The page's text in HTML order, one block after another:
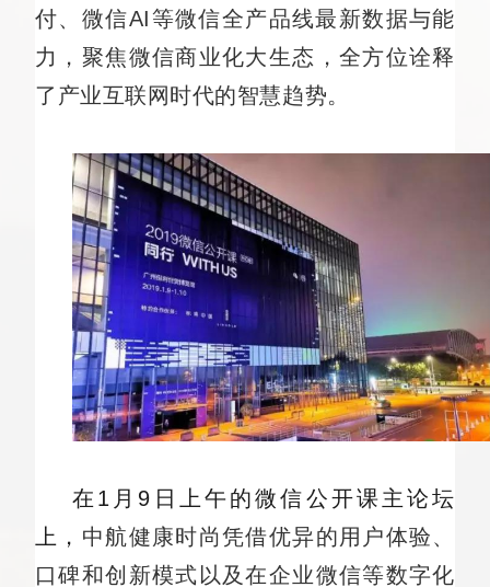
付、微信AI等微信全产品线最新数据与能
力，聚焦微信商业化大生态，全方位诠释
了产业互联网时代的智慧趋势。
在1月9日上午的微信公开课主论坛
上， 中航健康时尚凭借优异的用户体验、
口碑和创新模式以及在企业微信等数字化